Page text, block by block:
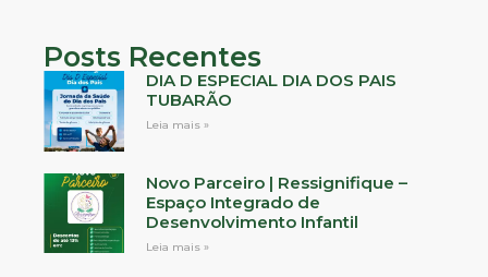
Posts Recentes
DIA D ESPECIAL DIA DOS PAIS
TUBARÃO
Leia mais »
Novo Parceiro | Ressignifique –
Espaço Integrado de
Desenvolvimento Infantil
Leia mais »